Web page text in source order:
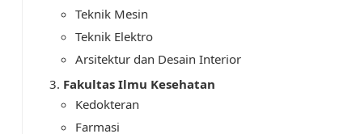
Teknik Mesin
Teknik Elektro
Arsitektur dan Desain Interior
Fakultas Ilmu Kesehatan
Kedokteran
Farmasi